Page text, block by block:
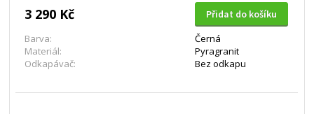
3 290 Kč
Přidat do košíku
Barva:
Černá
Materiál:
Pyragranit
Odkapávač:
Bez odkapu